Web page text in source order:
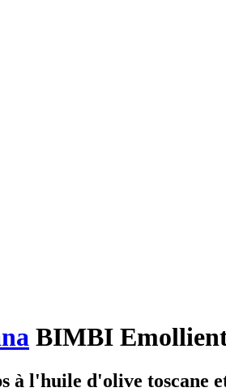
BIMBI
à l'huile d'olive toscane